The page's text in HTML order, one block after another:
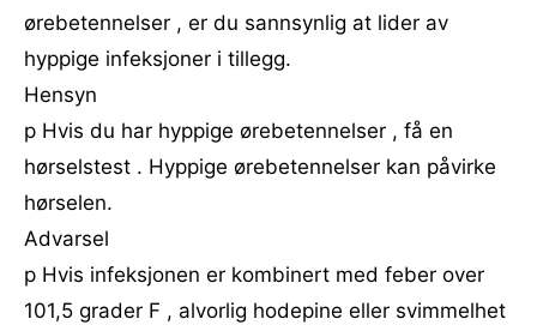
ørebetennelser , er du sannsynlig at lider av
hyppige infeksjoner i tillegg.
Hensyn
p Hvis du har hyppige ørebetennelser , få en
hørselstest . Hyppige ørebetennelser kan påvirke
hørselen.
Advarsel
p Hvis infeksjonen er kombinert med feber over
101,5 grader F , alvorlig hodepine eller svimmelhet